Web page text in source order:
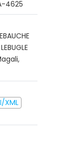
4625
XML